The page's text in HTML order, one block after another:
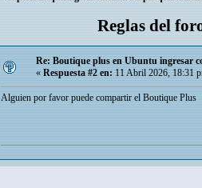
Reglas del
Re: Boutique plus en Ubuntu ingresar
«Respuesta #2 en:11 Abril 2026, 18:31
Alguien por favor puede compartir el Boutique Plus